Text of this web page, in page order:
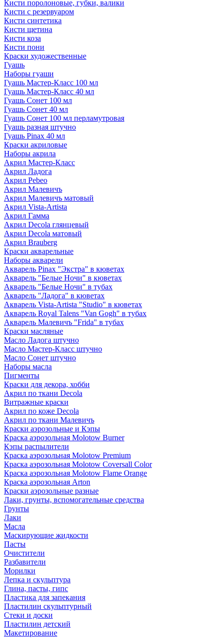
Кисти поролоновые, губки, валики
Кисти с резервуаром
Кисти синтетика
Кисти щетина
Кисти коза
Кисти пони
Краски художественные
Гуашь
Наборы гуаши
Гуашь Мастер-Класс 100 мл
Гуашь Мастер-Класс 40 мл
Гуашь Сонет 100 мл
Гуашь Сонет 40 мл
Гуашь Сонет 100 мл перламутровая
Гуашь разная штучно
Гуашь Pinax 40 мл
Краски акриловые
Наборы акрила
Акрил Мастер-Класс
Акрил Ладога
Акрил Pebeo
Акрил Малевичъ
Акрил Малевичъ матовый
Акрил Vista-Artista
Акрил Гамма
Акрил Decola глянцевый
Акрил Decola матовый
Акрил Brauberg
Краски акварельные
Наборы акварели
Акварель Pinax "Экстра" в кюветах
Акварель "Белые Ночи" в кюветах
Акварель "Белые Ночи" в тубах
Акварель "Ладога" в кюветах
Акварель Vista-Artista "Studio" в кюветах
Акварель Royal Talens "Van Gogh" в тубах
Акварель Малевичъ "Frida" в тубах
Краски масляные
Масло Ладога штучно
Масло Мастер-Класс штучно
Масло Сонет штучно
Наборы масла
Пигменты
Краски для декора, хобби
Акрил по ткани Decola
Витражные краски
Акрил по коже Decola
Акрил по ткани Малевичъ
Краски аэрозольные и Кэпы
Краска аэрозольная Molotow Burner
Кэпы распылители
Краска аэрозольная Molotow Premium
Краска аэрозольная Molotow Coversall Color
Краска аэрозольная Molotow Flame Orange
Краска аэрозольная Arton
Краски аэрозольные разные
Лаки, грунты, вспомогательные средства
Грунты
Лаки
Масла
Маскирующие жидкости
Пасты
Очистители
Разбавители
Морилки
Лепка и скульптура
Глина, пасты, гипс
Пластика для запекания
Пластилин скульптурный
Стеки и доски
Пластилин детский
Макетирование